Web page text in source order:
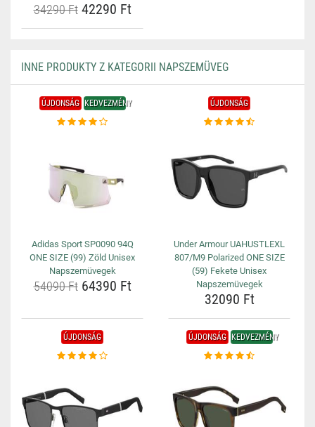
34290 Ft42290 Ft
INNE PRODUKTY Z KATEGORII NAPSZEMÜVEG
ÚJDONSÁG KEDVEZMÉNY
Adidas Sport SP0090 94Q
ONE SIZE (99) Zöld Unisex
Napszemüvegek
54090 Ft64390 Ft
ÚJDONSÁG
Under Armour UAHUSTLEXL
807/M9 Polarized ONE SIZE
(59) Fekete Unisex
Napszemüvegek
32090 Ft
ÚJDONSÁG ÚJDONSÁG KEDVEZMÉNY